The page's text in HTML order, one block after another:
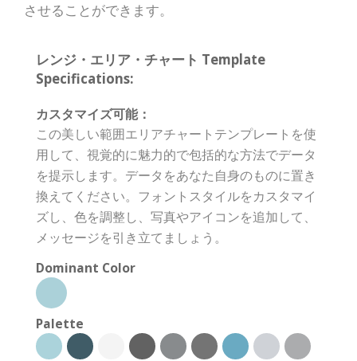
させることができます。
レンジ・エリア・チャート Template
Specifications:
カスタマイズ可能：
この美しい範囲エリアチャートテンプレートを使
用して、視覚的に魅力的で包括的な方法でデータ
を提示します。データをあなた自身のものに置き
換えてください。フォントスタイルをカスタマイ
ズし、色を調整し、写真やアイコンを追加して、
メッセージを引き立てましょう。
Dominant Color
Palette